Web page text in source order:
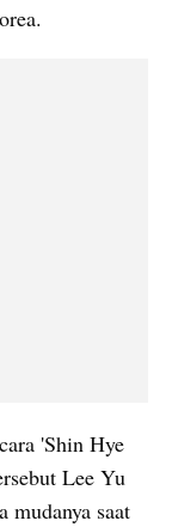
'Shin Hye
Lee Yu
mudanya saat